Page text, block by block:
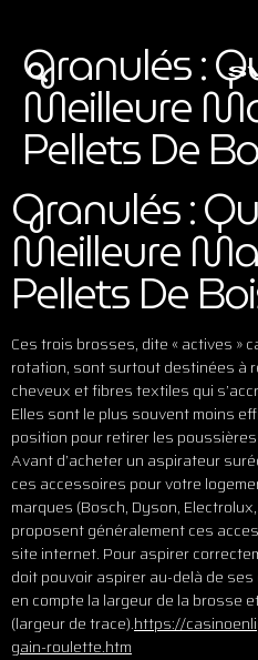
Granulés :
Meilleure
Pellets De
Granulés :
Meilleure
Pellets De
Ces trois brosses, dite « actives »
rotation, sont surtout destinées à
cheveux et fibres textiles qui
Elles sont le plus souvent moins
position pour retirer les
Avant d’acheter un aspirateur
ces accessoires pour votre
marques (Bosch, Dyson,
proposent généralement ces
site internet. Pour aspirer
doit pouvoir aspirer au-delà de
en compte la largeur de la brosse
(largeur de trace).https://
gain-roulette.htm